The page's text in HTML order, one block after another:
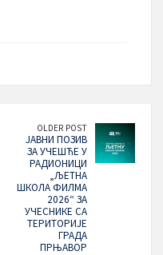
OLDER POST
ЈАВНИ ПОЗИВ
ЗА УЧЕШЋЕ У
РАДИОНИЦИ
„ЉЕТНА
ШКОЛА ФИЛМА
2026“ ЗА
УЧЕСНИКЕ СА
ТЕРИТОРИЈЕ
ГРАДА
ПРЊАВОР